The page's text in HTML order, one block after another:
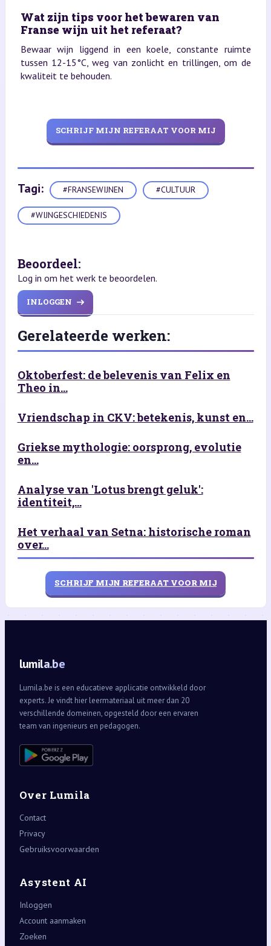
Wat zijn tips voor het bewaren van
Franse wijn uit het referaat?
Bewaar wijn liggend in een koele, constante ruimte
tussen 12-15°C, weg van zonlicht en trillingen, om de
kwaliteit te behouden.
SCHRIJF MIJN REFERAAT VOOR MIJ
Tagi: #FRANSEWIJNEN #CULTUUR
#WIJNGESCHIEDENIS
Beoordeel:
Log in om het werk te beoordelen.
INLOGGEN
Gerelateerde werken:
Oktoberfest: de belevenis van Felix en
Theo in...
Vriendschap in CKV: betekenis, kunst en...
Griekse mythologie: oorsprong, evolutie
en...
Analyse van 'Lotus brengt geluk':
identiteit,...
Het verhaal van Setna: historische roman
over...
SCHRIJF MIJN REFERAAT VOOR MIJ
lumila.be
Lumila.be is een educatieve applicatie ontwikkeld door
experts. Je vindt hier leermateriaal uit meer dan 20
verschillende domeinen, opgesteld door een ervaren
team van ingenieurs en pedagogen.
Over Lumila
Contact
Privacy
Gebruiksvoorwaarden
Asystent AI
Inloggen
Account aanmaken
Zoeken